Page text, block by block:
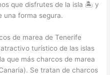
que disfrutes de la isla 🏝️ y
una forma segura.
de marea de Tenerife
turístico de las islas
que más charcos de marea
Se tratan de charcos